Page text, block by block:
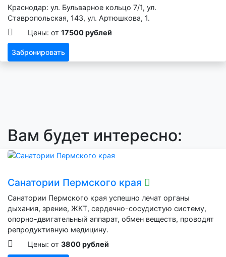
Краснодар: ул. Бульварное кольцо 7/1, ул.
Ставропольская, 143, ул. Артюшкова, 1.
Цены: от 17500 рублей
Забронировать
Вам будет интересно:
Санатории Пермского края
Санатории Пермского края успешно лечат органы
дыхания, зрение, ЖКТ, сердечно-сосудистую систему,
опорно-двигательный аппарат, обмен веществ, проводят
репродуктивную медицину.
Цены: от 3800 рублей